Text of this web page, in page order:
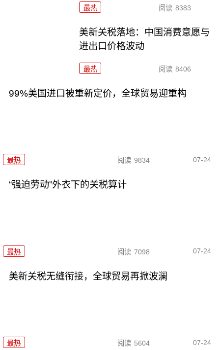
最热 阅读 8383
美新关税落地：中国消费意愿与
进出口价格波动
最热 阅读 8406
99%美国进口被重新定价，全球贸易迎重构
最热 阅读 9834 07-24
“强迫劳动”外衣下的关税算计
最热 阅读 7098 07-24
美新关税无缝衔接，全球贸易再掀波澜
最热 阅读 5604 07-24